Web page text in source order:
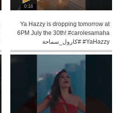
0:18
Ya Hazzy is dropping tomorrow at
6PM July the 30th! #carolesamaha
#YaHazzy #كارول_سماحة